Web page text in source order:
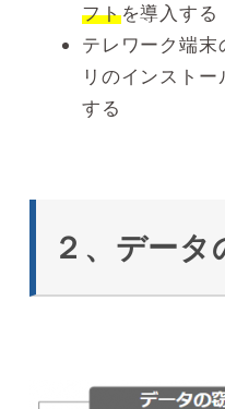
フトを導入する
テレワーク端
リのインストー
する
２、データ